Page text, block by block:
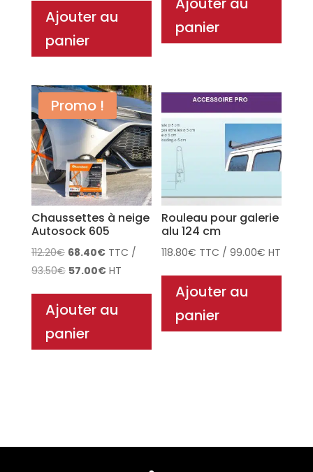
Ajouter au
panier
panier
Promo !
Chaussettes à neige
Autosock 605
112.20€ Le
prix
était :
112.20€.
68.40€Le
prix
est :
TTC /
93.50€ Le
initial
était :
93.50€.
57.00€Le
actuel
HT
Ajouter au
panier
Rouleau pour galerie
alu 124 cm
118.80€ TTC /99.00€ HT
Ajouter au
panier